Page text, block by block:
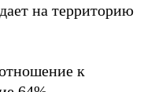
на территорию
к